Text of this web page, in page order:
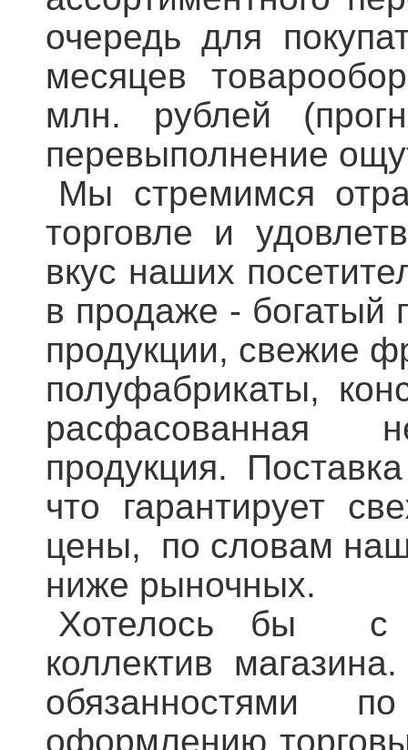
очередь для
месяцев
млн. рублей
перевыполнение
Мы стремимся
торговле и
вкус наших
в продаже - богатый
продукции, свежие
полуфабрикаты,
расфасованная
продукция.
что гарантирует
цены, по словам
ниже рыночных.
Хотелось бы с
коллектив
обязанностями
оформлению